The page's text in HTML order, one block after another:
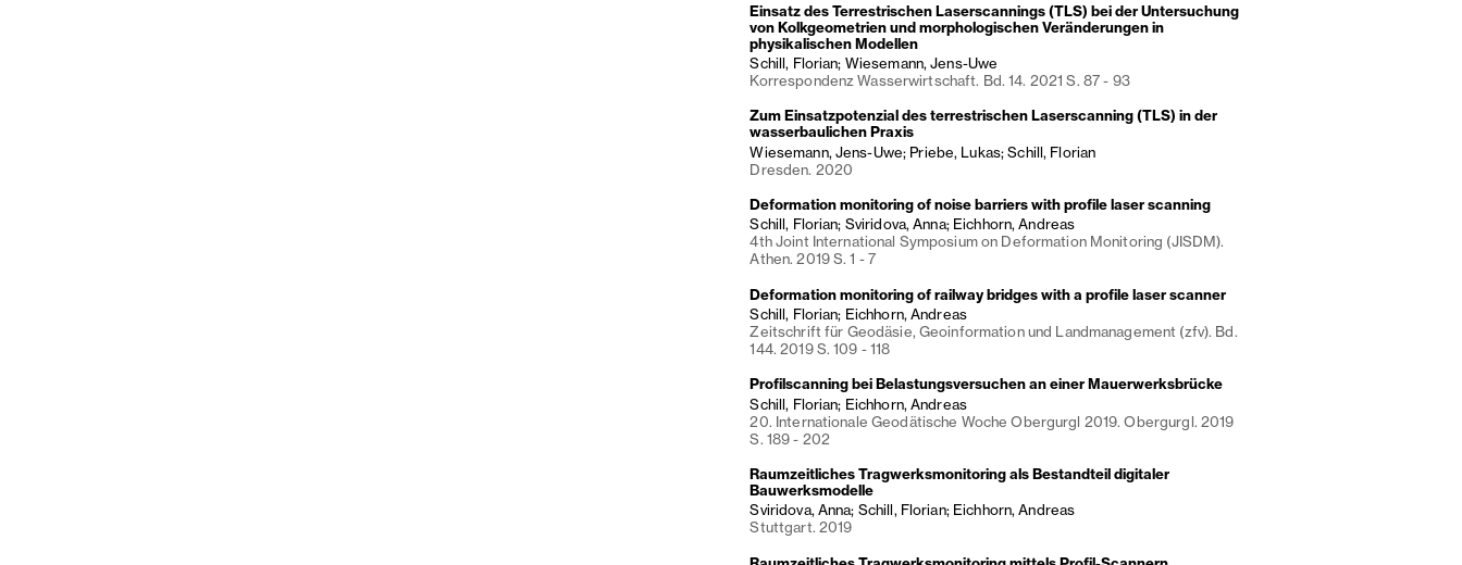
Einsatz des Terrestrischen Laserscannings (TLS) bei der Untersuchung
von Kolkgeometrien und morphologischen Veränderungen in
physikalischen Modellen
Schill, Florian; Wiesemann, Jens-Uwe
Korrespondenz Wasserwirtschaft. Bd. 14. 2021 S. 87 - 93
Zum Einsatzpotenzial des terrestrischen Laserscanning (TLS) in der
wasserbaulichen Praxis
Wiesemann, Jens-Uwe; Priebe, Lukas; Schill, Florian
Dresden. 2020
Deformation monitoring of noise barriers with profile laser scanning
Schill, Florian; Sviridova, Anna; Eichhorn, Andreas
4th Joint International Symposium on Deformation Monitoring (JISDM).
Athen. 2019 S. 1 - 7
Deformation monitoring of railway bridges with a profile laser scanner
Schill, Florian; Eichhorn, Andreas
Zeitschrift für Geodäsie, Geoinformation und Landmanagement (zfv). Bd.
144. 2019 S. 109 - 118
Profilscanning bei Belastungsversuchen an einer Mauerwerksbrücke
Schill, Florian; Eichhorn, Andreas
20. Internationale Geodätische Woche Obergurgl 2019. Obergurgl. 2019
S. 189 - 202
Raumzeitliches Tragwerksmonitoring als Bestandteil digitaler
Bauwerksmodelle
Sviridova, Anna; Schill, Florian; Eichhorn, Andreas
Stuttgart. 2019